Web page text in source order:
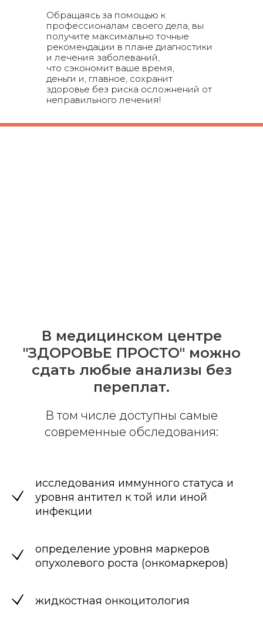
Обращаясь за помощью к
профессионалам своего дела, вы
получите максимально точные
рекомендации в плане диагностики
и лечения заболеваний,
что сэкономит ваше время,
деньги и, главное, сохранит
здоровье без риска осложнений от
неправильного лечения!
В медицинском центре
"ЗДОРОВЬЕ ПРОСТО" можно
сдать любые анализы без
переплат.
В том числе доступны самые
современные обследования:
исследования иммунного статуса и
уровня антител к той или иной
инфекции
определение уровня маркеров
опухолевого роста (онкомаркеров)
жидкостная онкоцитология